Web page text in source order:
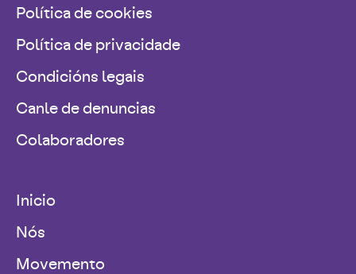
Política de cookies
Política de privacidade
Condicións legais
Canle de denuncias
Colaboradores
Inicio
Nós
Movemento